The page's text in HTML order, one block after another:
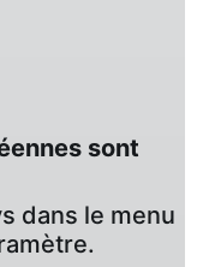
sont
dans le menu